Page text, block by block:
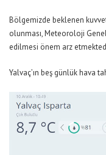
Bölgemizde beklenen
olunması, Meteoroloji Genel
edilmesi önem arz
Yalvaç’ın beş günlük hava